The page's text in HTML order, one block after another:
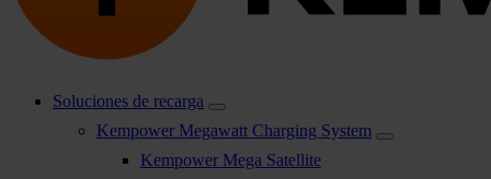
Soluciones de recarga
Kempower Megawatt Charging System
Kempower Mega Satellite